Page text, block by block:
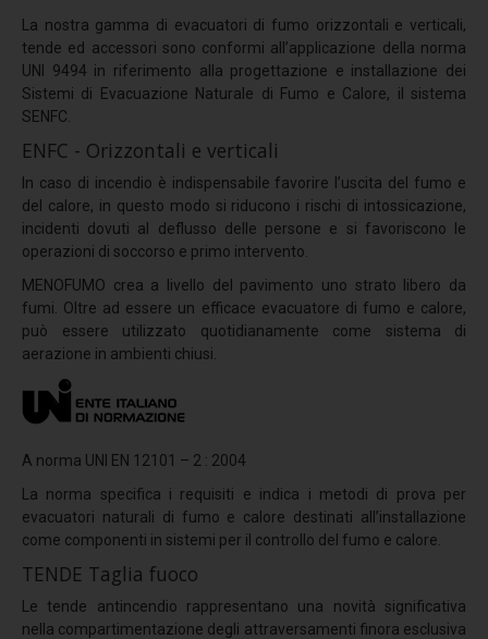
Coverpiù FONO
Steelpiù
Sistemi isolati e ventilati
Ventilcover
Smart Drain
Stratigrafie
Stratigrafia 1
Stratigrafia 2
Stratigrafia 3
Stratigrafia 4
Stratigrafia 5
Stratigrafia 6
Stratigrafia 7
Stratigrafia 8
La nostra gamma di evacuatori di fumo orizzontali e verticali,
tende ed accessori sono conformi all’applicazione della norma
UNI 9494 in riferimento alla progettazione e installazione dei
Sistemi di Evacuazione Naturale di Fumo e Calore, il sistema
SENFC.
ENFC - Orizzontali e verticali
In caso di incendio è indispensabile favorire l’uscita del fumo e
del calore, in questo modo si riducono i rischi di intossicazione,
incidenti dovuti al deflusso delle persone e si favoriscono le
operazioni di soccorso e primo intervento.
MENOFUMO crea a livello del pavimento uno strato libero da
fumi. Oltre ad essere un efficace evacuatore di fumo e calore,
può essere utilizzato quotidianamente come sistema di
aerazione in ambienti chiusi.
A norma UNI EN 12101 – 2 : 2004
La norma specifica i requisiti e indica i metodi di prova per
evacuatori naturali di fumo e calore destinati all’installazione
come componenti in sistemi per il controllo del fumo e calore.
TENDE Taglia fuoco
Le tende antincendio rappresentano una novità significativa
nella compartimentazione degli attraversamenti finora esclusiva